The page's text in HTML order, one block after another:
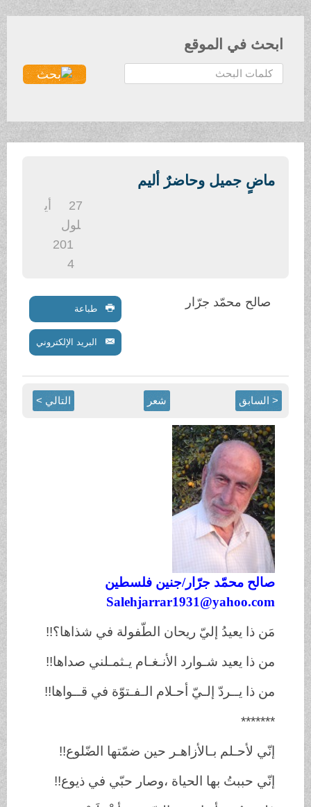
ابحث في الموقع
ح
ث
ماضٍ جميل وحاضرٌ أليم
لول
201
صالح محمّد جرّار طباعة
البريد الإلكتروني
< السابق شعر التالي >
صالح محمّد جرّار/ جنين فلسطين
Salehjarrar1931@yahoo.com
مَن ذا يعيدُ إليّ ريحان الطّفولة في شذاها؟!!
من ذا يعيد شـوارد الأنـغـام يـثمـلني صداها!!
من ذا يــردّ إلـيّ أحـلام الـفـتوّة في قــواها!!
*******
إنّي لأحـلم بـالأزاهـر حين ضمّتها الضّلوع!!
إنّي حببتُ بها الحياة ،وصار حبّي في ذيوع!!